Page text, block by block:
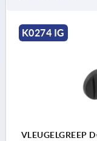
K0274 IG
VLEUGELGREEP